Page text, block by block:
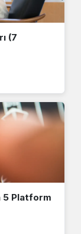
(7
5 Platform